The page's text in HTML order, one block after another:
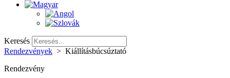
Keresés
Rendezvények > Kiállításbúcsúztató
Rendezvény